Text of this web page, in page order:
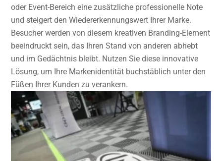
oder Event-Bereich eine zusätzliche professionelle Note
und steigert den Wiedererkennungswert Ihrer Marke.
Besucher werden von diesem kreativen Branding-Element
beeindruckt sein, das Ihren Stand von anderen abhebt
und im Gedächtnis bleibt. Nutzen Sie diese innovative
Lösung, um Ihre Markenidentität buchstäblich unter den
Füßen Ihrer Kunden zu verankern.